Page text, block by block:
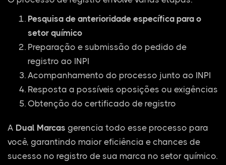
Pesquisa de anterioridade específica para o
setor químico
Preparação e submissão do pedido de
registro ao INPI
Acompanhamento do processo junto ao INPI
Resposta a possíveis oposições ou exigências
Obtenção do certificado de registro
A Dual Marcas gerencia todo esse processo para
você, garantindo maior eficiência e chances de
sucesso no registro de sua marca no setor químico.